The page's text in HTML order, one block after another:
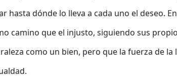
hasta dónde lo lleva a cada uno el deseo.
camino que el injusto, siguiendo sus
como un bien, pero que la fuerza de